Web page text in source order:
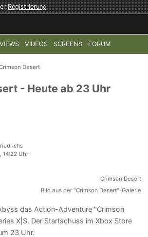
Registrierung
VIDEOS SCREENS FORUM
MODERN WARFARE 4 HALO:
Desert
- Heute ab 23 Uhr
14:22 Uhr
Bild aus der "Crimson Desert"-Galerie
das Action-Adventure "Crimson
X|S. Der Startschuss im Xbox Store
23 Uhr.